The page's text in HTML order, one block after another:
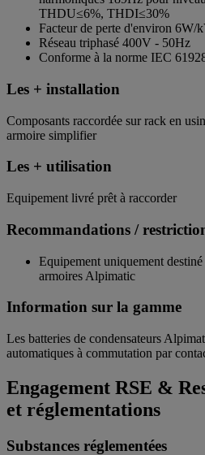
THDU≤6%, THDI≤30%
Facteur de perte d'environ 6W/
Réseau triphasé 400V - 50Hz
Conforme à la norme IEC
Les + installation
Composants raccordée sur rack en
armoire simplifier
Les + utilisation
Equipement livré prêt à raccorder
Recommandations /
Equipement uniquement
armoires Alpimatic
Information sur la gamme
Les batteries de condensateurs
automatiques à commutation par
Engagement RSE &
et réglementations
Substances réglementées